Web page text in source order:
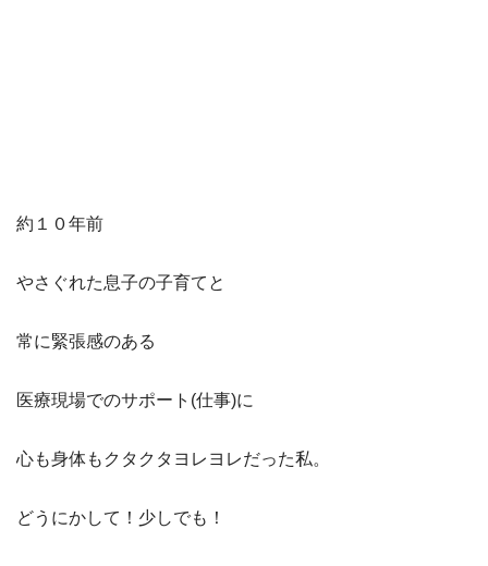
約１０年前
やさぐれた息子の子育てと
常に緊張感のある
医療現場でのサポート(仕事)に
心も身体もクタクタヨレヨレだった私。
どうにかして！少しでも！